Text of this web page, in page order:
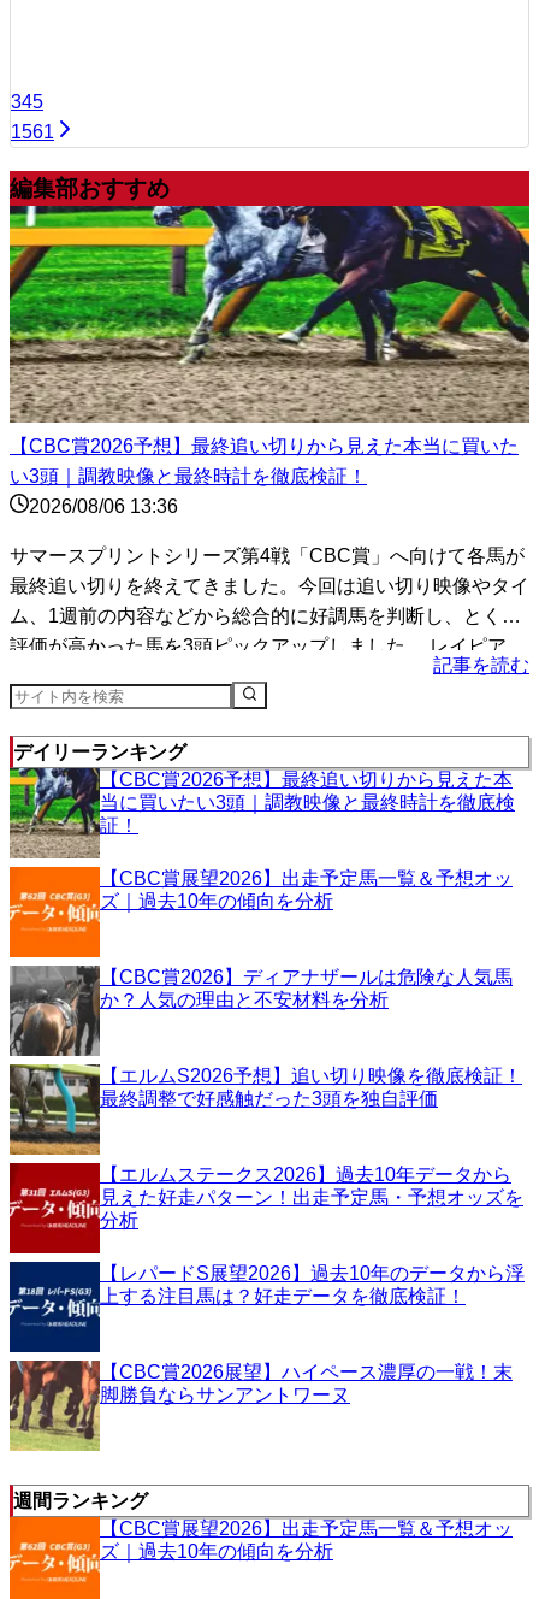
345
1561
編集部おすすめ
【CBC賞2026予想】最終追い切りから見えた本当に買いた
い3頭｜調教映像と最終時計を徹底検証！
2026/08/06 13:36
サマースプリントシリーズ第4戦「CBC賞」へ向けて各馬が
最終追い切りを終えてきました。今回は追い切り映像やタイ
ム、1週前の内容などから総合的に好調馬を判断し、とくに
評価が高かった馬を3頭ピックアップしました。 レイピア
記事を読む
デイリーランキング
【CBC賞2026予想】最終追い切りから見えた本
当に買いたい3頭｜調教映像と最終時計を徹底検
証！
【CBC賞展望2026】出走予定馬一覧＆予想オッ
ズ｜過去10年の傾向を分析
【CBC賞2026】ディアナザールは危険な人気馬
か？人気の理由と不安材料を分析
【エルムS2026予想】追い切り映像を徹底検証！
最終調整で好感触だった3頭を独自評価
【エルムステークス2026】過去10年データから
見えた好走パターン！出走予定馬・予想オッズを
分析
【レパードS展望2026】過去10年のデータから浮
上する注目馬は？好走データを徹底検証！
【CBC賞2026展望】ハイペース濃厚の一戦！末
脚勝負ならサンアントワーヌ
週間ランキング
【CBC賞展望2026】出走予定馬一覧＆予想オッ
ズ｜過去10年の傾向を分析